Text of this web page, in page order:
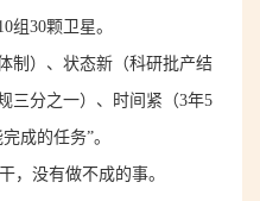
组30颗卫星。
制）、状态新（科研批产结
三分之一）、时间紧（3年5
成的任务”。
干，没有做不成的事。